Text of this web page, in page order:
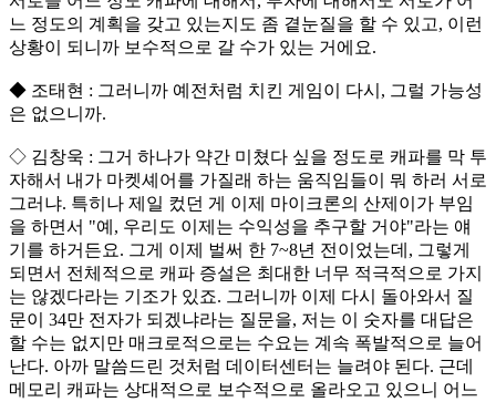
느 정도의 계획을 갖고 있는지도 좀 곁눈질을 할 수 있고, 이런
상황이 되니까 보수적으로 갈 수가 있는 거에요.
◆ 조태현 : 그러니까 예전처럼 치킨 게임이 다시, 그럴 가능성
은 없으니까.
◇ 김창욱 : 그거 하나가 약간 미쳤다 싶을 정도로 캐파를 막 투
자해서 내가 마켓셰어를 가질래 하는 움직임들이 뭐 하러 서로
그러냐. 특히나 제일 컸던 게 이제 마이크론의 산제이가 부임
을 하면서 "예, 우리도 이제는 수익성을 추구할 거야"라는 얘
기를 하거든요. 그게 이제 벌써 한 7~8년 전이었는데, 그렇게
되면서 전체적으로 캐파 증설은 최대한 너무 적극적으로 가지
는 않겠다라는 기조가 있죠. 그러니까 이제 다시 돌아와서 질
문이 34만 전자가 되겠냐라는 질문을, 저는 이 숫자를 대답은
할 수는 없지만 매크로적으로는 수요는 계속 폭발적으로 늘어
난다. 아까 말씀드린 것처럼 데이터센터는 늘려야 된다. 근데
메모리 캐파는 상대적으로 보수적으로 올라오고 있으니 어느